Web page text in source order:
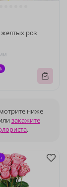
желтых роз
ниже
закажите
.